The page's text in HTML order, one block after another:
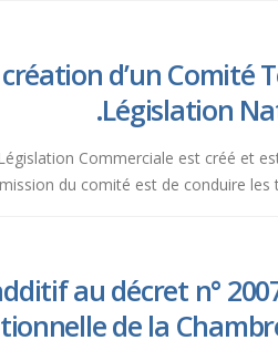
d’un Comité
Législation
Commerciale est créé et
du comité est de conduire les
au décret n°
de la